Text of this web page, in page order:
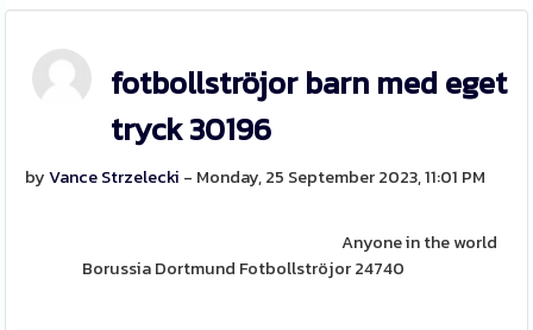
fotbollströjor barn med eget
tryck 30196
byVance Strzelecki - Monday, 25 September 2023, 11:01 PM
Anyone in the world
Borussia Dortmund Fotbollströjor 24740